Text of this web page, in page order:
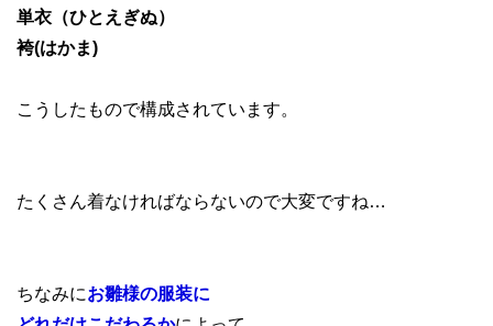
単衣（ひとえぎぬ）
袴(はかま)
こうしたもので構成されています。
たくさん着なければならないので大変ですね…
ちなみにお雛様の服装に